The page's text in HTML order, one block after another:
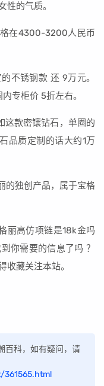
性的气质。
在4300-3200人民币
不锈钢款 还 9万元。
专柜价 5折左右。
这款密镶钻石，单圈的
品质定制的话大约1万
的独创产品，属于宝格
丽高仿项链是18k金吗
你需要的信息了吗 ？
收藏关注本站。
科，如有疑问，请
361565.html